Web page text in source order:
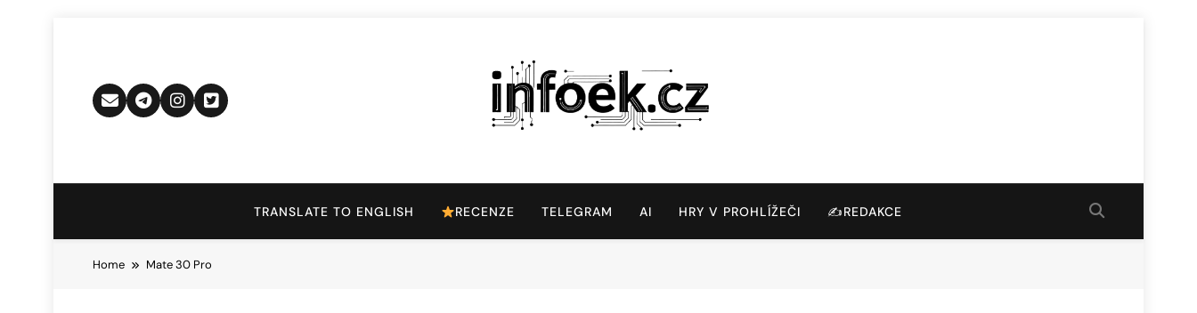
Infoek.cz
TRANSLATE TO ENGLISH RECENZE TELEGRAM AI HRY V PROHLÍŽEČI ✍️REDAKCE
Home Mate 30 Pro